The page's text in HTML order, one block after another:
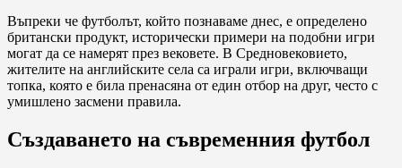
Въпреки че футболът, който познаваме днес, е определено
британски продукт, исторически примери на подобни игри
могат да се намерят през вековете. В Средновековието,
жителите на английските села са играли игри, включващи
топка, която е била пренасяна от един отбор на друг, често с
умишлено засмени правила.
Създаването на съвременния футбол